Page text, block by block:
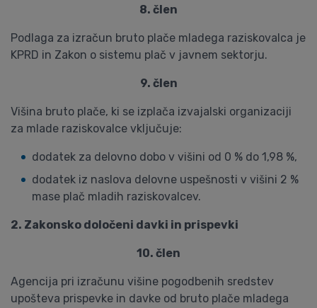
8. člen
Podlaga za izračun bruto plače mladega raziskovalca je
KPRD in Zakon o sistemu plač v javnem sektorju.
9. člen
Višina bruto plače, ki se izplača izvajalski organizaciji
za mlade raziskovalce vključuje:
dodatek za delovno dobo v višini od 0 % do 1,98 %,
dodatek iz naslova delovne uspešnosti v višini 2 %
mase plač mladih raziskovalcev.
2. Zakonsko določeni davki in prispevki
10. člen
Agencija pri izračunu višine pogodbenih sredstev
upošteva prispevke in davke od bruto plače mladega